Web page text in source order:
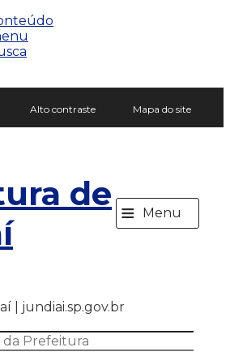
Alto contraste Mapa do site
de ≡ Menu
| jundiai.sp.gov.br